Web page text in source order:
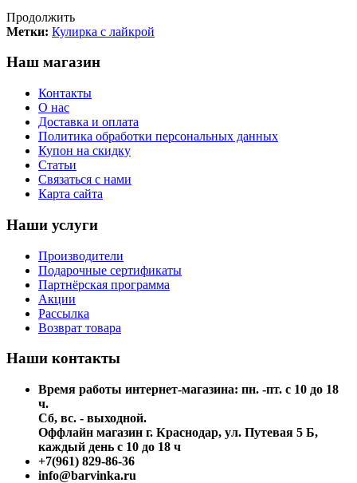
Продолжить
Метки: Кулирка с лайкрой
Наш магазин
Контакты
О нас
Доставка и оплата
Политика обработки персональных данных
Купон на скидку
Статьи
Связаться с нами
Карта сайта
Наши услуги
Производители
Подарочные сертификаты
Партнёрская программа
Акции
Рассылка
Возврат товара
Наши контакты
Время работы интернет-магазина: пн. -пт. с 10 до 18
ч.
Сб, вс. - выходной.
Оффлайн магазин г. Краснодар, ул. Путевая 5 Б,
каждый день с 10 до 18 ч
+7(961) 829-86-36
info@barvinka.ru